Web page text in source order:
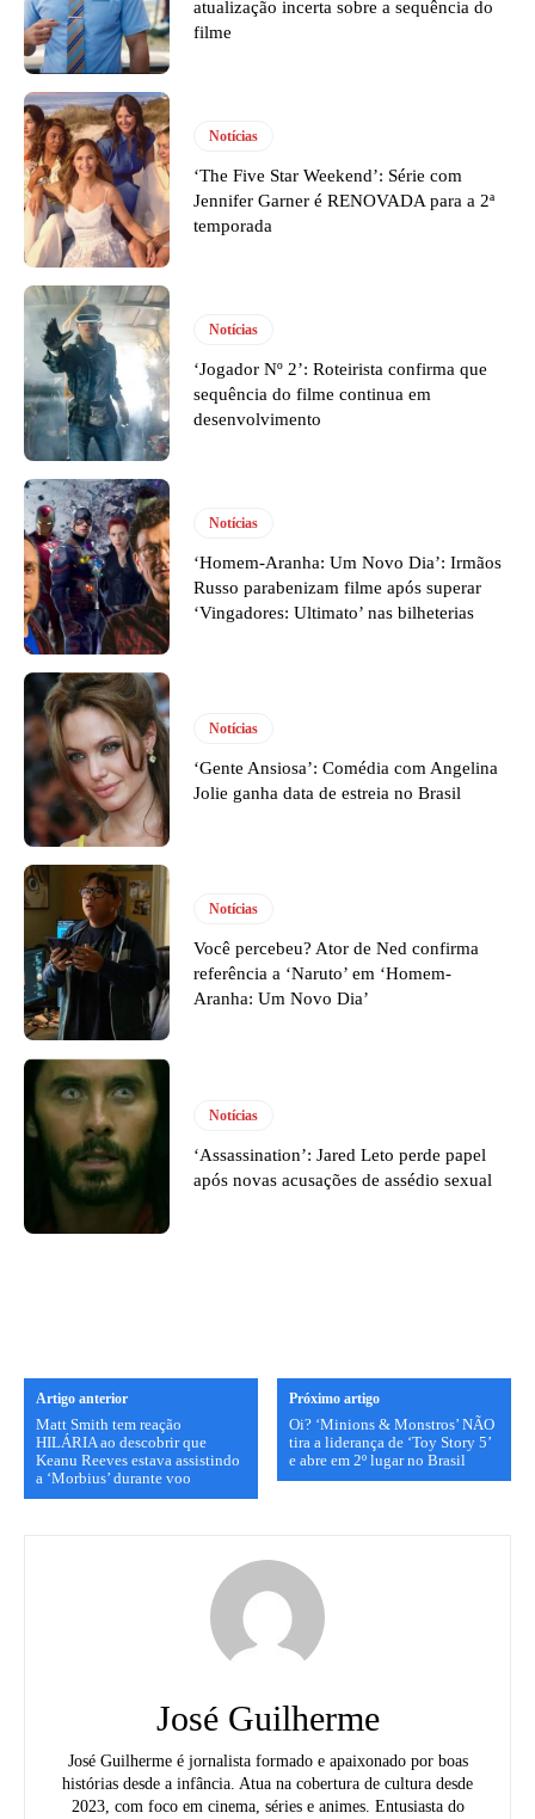
atualização incerta sobre a sequência do
filme
Notícias
‘The Five Star Weekend’: Série com
Jennifer Garner é RENOVADA para a 2ª
temporada
Notícias
‘Jogador Nº 2’: Roteirista confirma que
sequência do filme continua em
desenvolvimento
Notícias
‘Homem-Aranha: Um Novo Dia’: Irmãos
Russo parabenizam filme após superar
‘Vingadores: Ultimato’ nas bilheterias
Notícias
‘Gente Ansiosa’: Comédia com Angelina
Jolie ganha data de estreia no Brasil
Notícias
Você percebeu? Ator de Ned confirma
referência a ‘Naruto’ em ‘Homem-
Aranha: Um Novo Dia’
Notícias
‘Assassination’: Jared Leto perde papel
após novas acusações de assédio sexual
Artigo anterior
Matt Smith tem reação
HILÁRIA ao descobrir que
Keanu Reeves estava assistindo
a ‘Morbius’ durante voo
Próximo artigo
Oi? ‘Minions & Monstros’ NÃO
tira a liderança de ‘Toy Story 5’
e abre em 2º lugar no Brasil
José Guilherme
José Guilherme é jornalista formado e apaixonado por boas
histórias desde a infância. Atua na cobertura de cultura desde
2023, com foco em cinema, séries e animes. Entusiasta do